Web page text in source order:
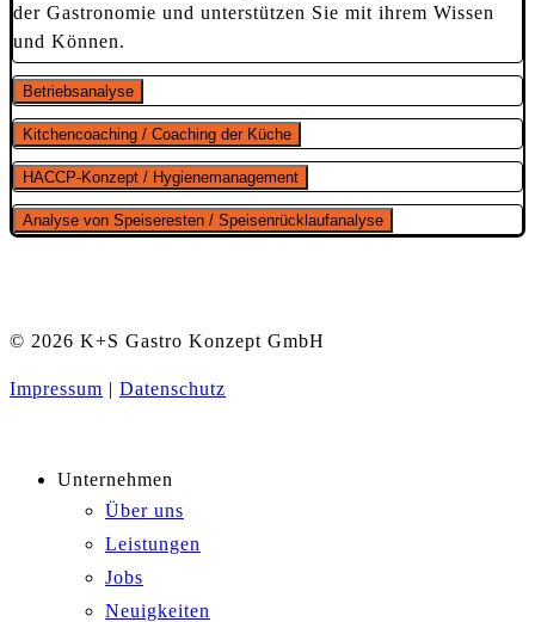
der Gastronomie und unterstützen Sie mit ihrem Wissen
und Können.
Betriebsanalyse
Kitchencoaching / Coaching der Küche
HACCP-Konzept / Hygienemanagement
Analyse von Speiseresten / Speisenrücklaufanalyse
© 2026 K+S Gastro Konzept GmbH
Impressum | Datenschutz
Unternehmen
Über uns
Leistungen
Jobs
Neuigkeiten